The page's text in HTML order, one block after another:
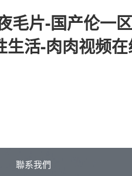
片-国产伦一
活-肉肉视频
聯系我們